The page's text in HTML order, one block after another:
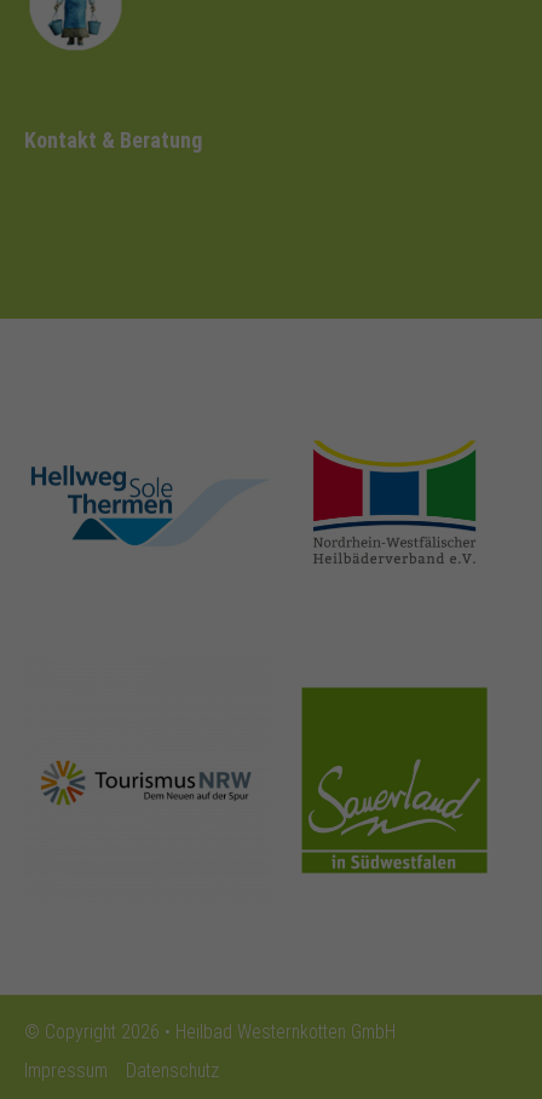
Kontakt & Beratung
hellweg-sole-
thermen.de
heilbaeder.de
nrw-
tourismus.de
sauerland.co
m
© Copyright 2026 • Heilbad Westernkotten GmbH
Impressum
Datenschutz